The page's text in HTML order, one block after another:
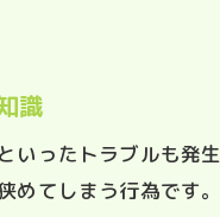
学校費用と家売却
家売却と学校
給食費や学年
識
いったトラブルも
めてしまう行為で